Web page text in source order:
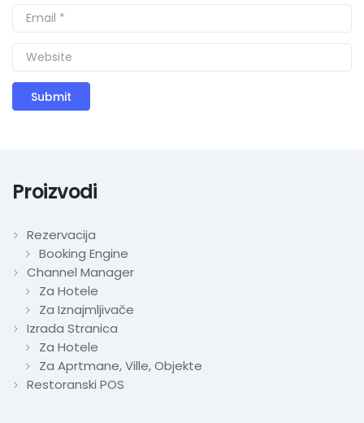
Proizvodi
Rezervacija
Booking Engine
Channel Manager
Za Hotele
Za Iznajmljivače
Izrada Stranica
Za Hotele
Za Aprtmane, Ville, Objekte
Restoranski POS